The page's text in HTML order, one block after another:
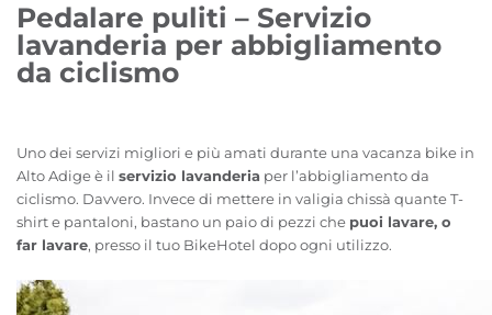
Pedalare puliti – Servizio
lavanderia per abbigliamento
da ciclismo
Uno dei servizi migliori e più amati durante una vacanza bike in
Alto Adige è il servizio lavanderia per l’abbigliamento da
ciclismo. Davvero. Invece di mettere in valigia chissà quante T-
shirt e pantaloni, bastano un paio di pezzi che puoi lavare, o
far lavare, presso il tuo BikeHotel dopo ogni utilizzo.